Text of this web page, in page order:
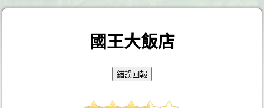
國王大飯店